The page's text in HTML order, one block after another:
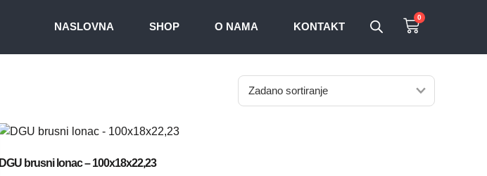
NASLOVNA SHOP O NAMA KONTAKT
0
DGU brusni lonac – 100x18x22,23